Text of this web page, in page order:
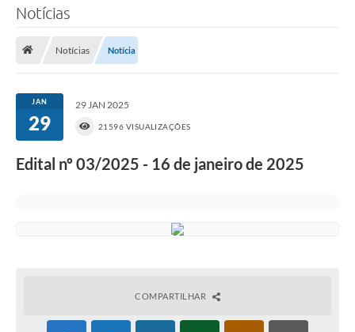
Portal da Transparência
Secretarias
Mais
Notícias
Notícias Notícia
JAN
29
29 JAN 2025
21596 VISUALIZAÇÕES
Edital nº 03/2025 - 16 de janeiro de 2025
COMPARTILHAR